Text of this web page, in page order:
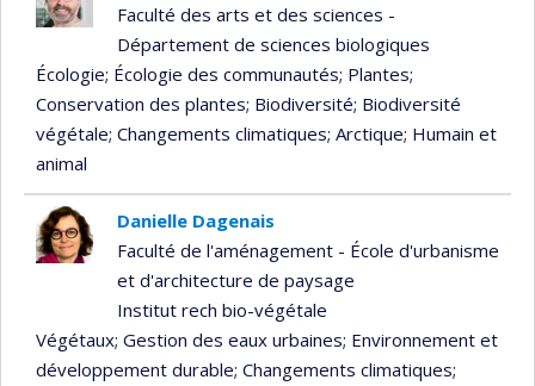
Faculté des arts et des sciences -
Département de sciences biologiques
Écologie; Écologie des communautés; Plantes;
Conservation des plantes; Biodiversité; Biodiversité
végétale; Changements climatiques; Arctique; Humain et
animal
Danielle Dagenais
Faculté de l'aménagement - École d'urbanisme
et d'architecture de paysage
Institut rech bio-végétale
Végétaux; Gestion des eaux urbaines; Environnement et
développement durable; Changements climatiques;